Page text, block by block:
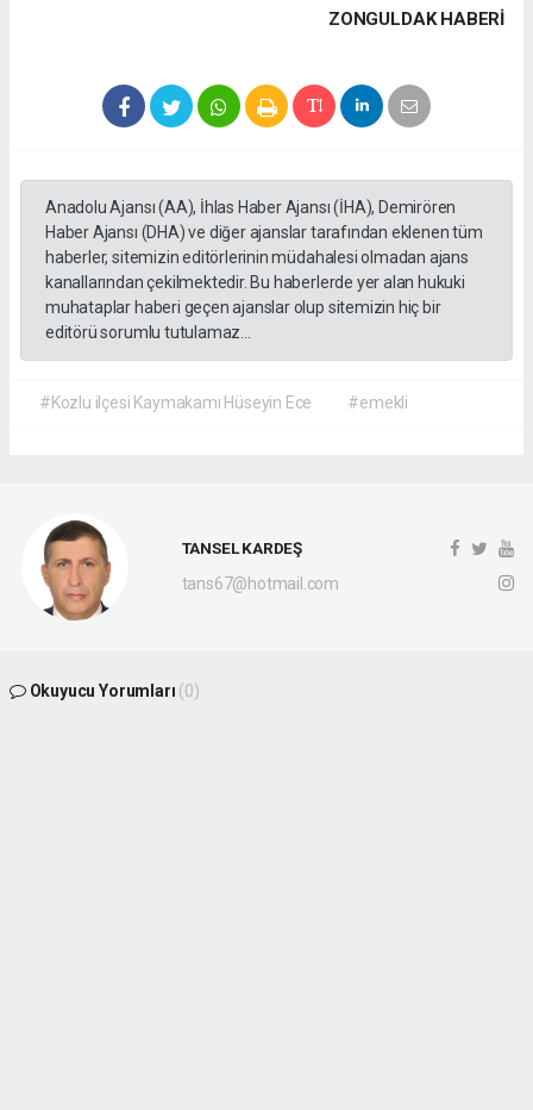
ZONGULDAK HABERİ
Anadolu Ajansı (AA), İhlas Haber Ajansı (İHA), Demirören
Haber Ajansı (DHA) ve diğer ajanslar tarafından eklenen tüm
haberler, sitemizin editörlerinin müdahalesi olmadan ajans
kanallarından çekilmektedir. Bu haberlerde yer alan hukuki
muhataplar haberi geçen ajanslar olup sitemizin hiç bir
editörü sorumlu tutulamaz...
#Kozlu ilçesi Kaymakamı Hüseyin Ece #emekli
TANSEL KARDEŞ
tans67@hotmail.com
Okuyucu Yorumları (0)